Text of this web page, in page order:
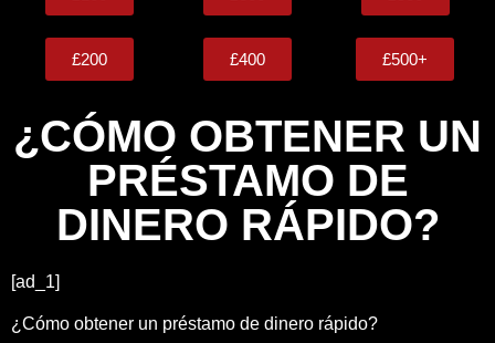
£200 £400 £500+
¿CÓMO OBTENER UN
PRÉSTAMO DE
DINERO RÁPIDO?
[ad_1]
¿Cómo obtener un préstamo de dinero rápido?